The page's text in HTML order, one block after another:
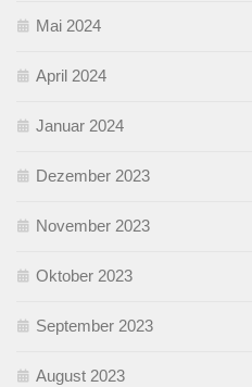
Mai 2024
April 2024
Januar 2024
Dezember 2023
November 2023
Oktober 2023
September 2023
August 2023